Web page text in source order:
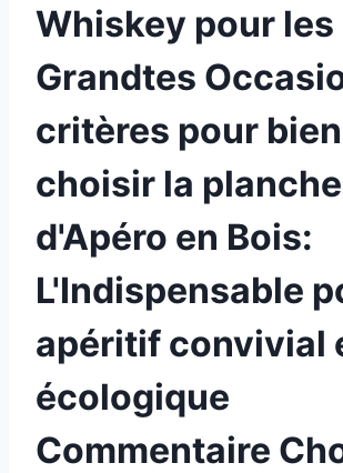
Whiskey pour les
Grandtes
critères pour bien
choisir la planche
d'Apéro en Bois:
L'Indispensable
apéritif convivial
écologique
Commentaire